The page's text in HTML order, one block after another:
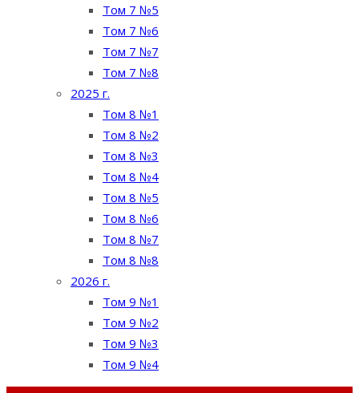
Том 7 №5
Том 7 №6
Том 7 №7
Том 7 №8
2025 г.
Том 8 №1
Том 8 №2
Том 8 №3
Том 8 №4
Том 8 №5
Том 8 №6
Том 8 №7
Том 8 №8
2026 г.
Том 9 №1
Том 9 №2
Том 9 №3
Том 9 №4